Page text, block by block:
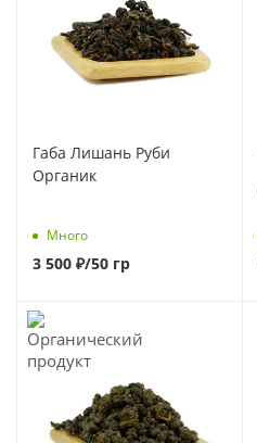
Габа Лишань Руби
Органик
Много
3 500 ₽/50 гр